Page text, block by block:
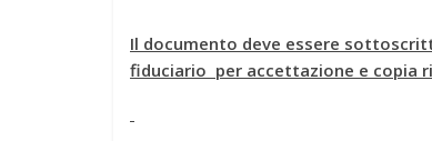
Il documento deve essere
fiduciario per accettazione e copia